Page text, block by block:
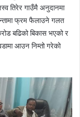
तिरेर गाउँमै अनुदानमा
फ्रम फैलाउने गलत
बढिको बिकास भएको र
आउन निम्तो गरेको